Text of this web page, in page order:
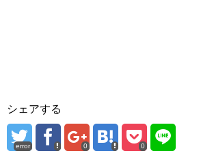
シェアする
error 0 0